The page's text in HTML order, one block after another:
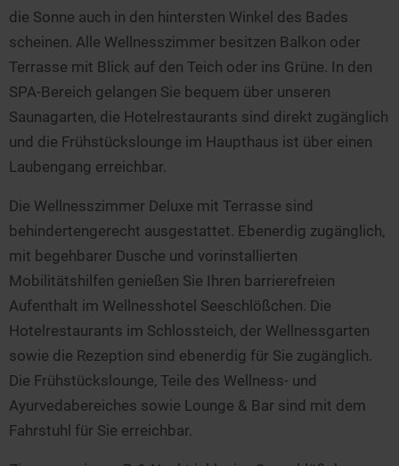
die Sonne auch in den hintersten Winkel des Bades
scheinen. Alle Wellnesszimmer besitzen Balkon oder
Terrasse mit Blick auf den Teich oder ins Grüne. In den
SPA-Bereich gelangen Sie bequem über unseren
Saunagarten, die Hotelrestaurants sind direkt zugänglich
und die Frühstückslounge im Haupthaus ist über einen
Laubengang erreichbar.
Die Wellnesszimmer Deluxe mit Terrasse sind
behindertengerecht ausgestattet. Ebenerdig zugänglich,
mit begehbarer Dusche und vorinstallierten
Mobilitätshilfen genießen Sie Ihren barrierefreien
Aufenthalt im Wellnesshotel Seeschlößchen. Die
Hotelrestaurants im Schlossteich, der Wellnessgarten
sowie die Rezeption sind ebenerdig für Sie zugänglich.
Die Frühstückslounge, Teile des Wellness- und
Ayurvedabereiches sowie Lounge & Bar sind mit dem
Fahrstuhl für Sie erreichbar.